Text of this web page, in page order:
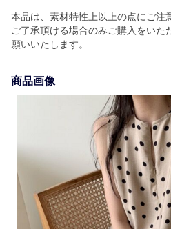
本品は、素材特性上以上の点にご注
ご了承頂ける場合のみご購入をいた
願いいたします。
商品画像